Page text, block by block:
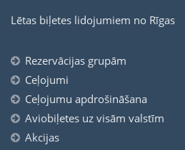
Lētas biļetes lidojumiem no Rīgas
Rezervācijas grupām
Ceļojumi
Ceļojumu apdrošināšana
Aviobiļetes uz visām valstīm
Akcijas